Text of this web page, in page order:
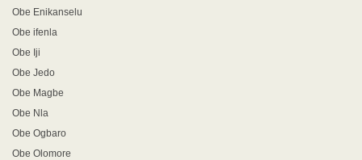
Obe Enikanselu
Obe ifenla
Obe Iji
Obe Jedo
Obe Magbe
Obe Nla
Obe Ogbaro
Obe Olomore